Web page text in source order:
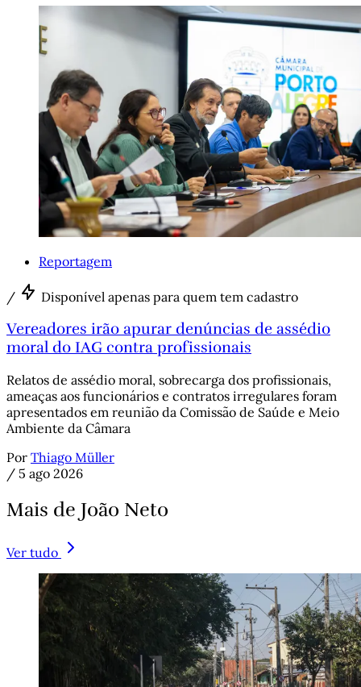
Reportagem
/ Disponível apenas para quem tem cadastro
Vereadores irão apurar denúncias de assédio
moral do IAG contra profissionais
Relatos de assédio moral, sobrecarga dos profissionais,
ameaças aos funcionários e contratos irregulares foram
apresentados em reunião da Comissão de Saúde e Meio
Ambiente da Câmara
Por Thiago Müller
/ 5 ago 2026
Mais de João Neto
Ver tudo